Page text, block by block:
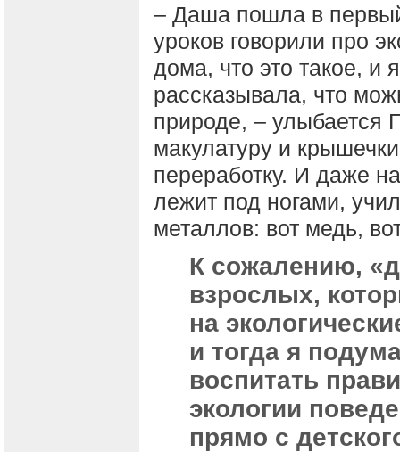
– Даша пошла в
уроков говорили про
дома, что это такое, и
рассказывала, что
природе, – улыбается
макулатуру и
переработку. И даже
лежит под ногами,
металлов: вот медь,
К сожалению,
взрослых,
на
и тогда я
воспитать
экологии
прямо с